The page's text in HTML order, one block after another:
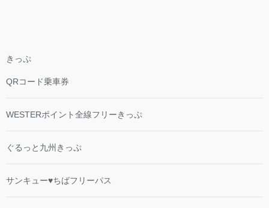
きっぷ
QRコード乗車券
WESTERポイント全線フリーきっぷ
ぐるっと九州きっぷ
サンキュー♥ちばフリーパス